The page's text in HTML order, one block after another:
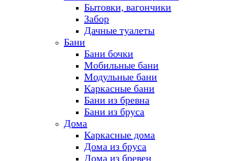
Бытовки, вагончики
Забор
Дачные туалеты
Бани
Бани бочки
Мобильные бани
Модульные бани
Каркасные бани
Бани из бревна
Бани из бруса
Дома
Каркасные дома
Дома из бруса
Дома из бревен